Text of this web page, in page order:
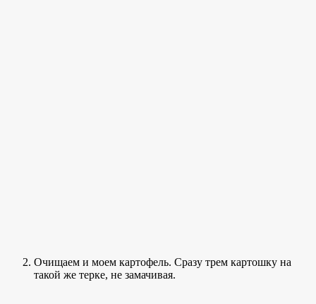
Очищаем и моем картофель. Сразу трем картошку на
такой же терке, не замачивая.